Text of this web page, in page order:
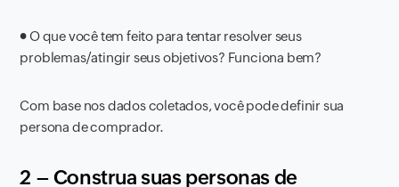
●O que você tem feito para tentar resolver seus
problemas/atingir seus objetivos? Funciona bem?
Com base nos dados coletados, você pode definir sua
persona de comprador.
2 – Construa suas personas de